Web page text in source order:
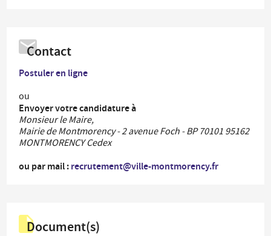
Contact
Postuler en ligne
ou
Envoyer votre candidature à
Monsieur le Maire,
Mairie de Montmorency - 2 avenue Foch - BP 70101 95162
MONTMORENCY Cedex
ou par mail :recrutement@ville-montmorency.fr
Document(s)